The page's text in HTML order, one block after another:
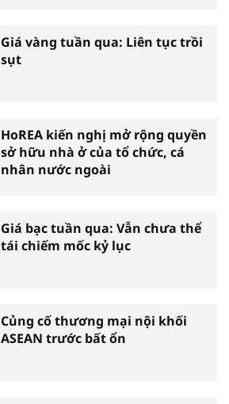
Giá vàng tuần qua: Liên tục trồi
sụt
HoREA kiến nghị mở rộng quyền
sở hữu nhà ở của tổ chức, cá
nhân nước ngoài
Giá bạc tuần qua: Vẫn chưa thể
tái chiếm mốc kỷ lục
Củng cố thương mại nội khối
ASEAN trước bất ổn